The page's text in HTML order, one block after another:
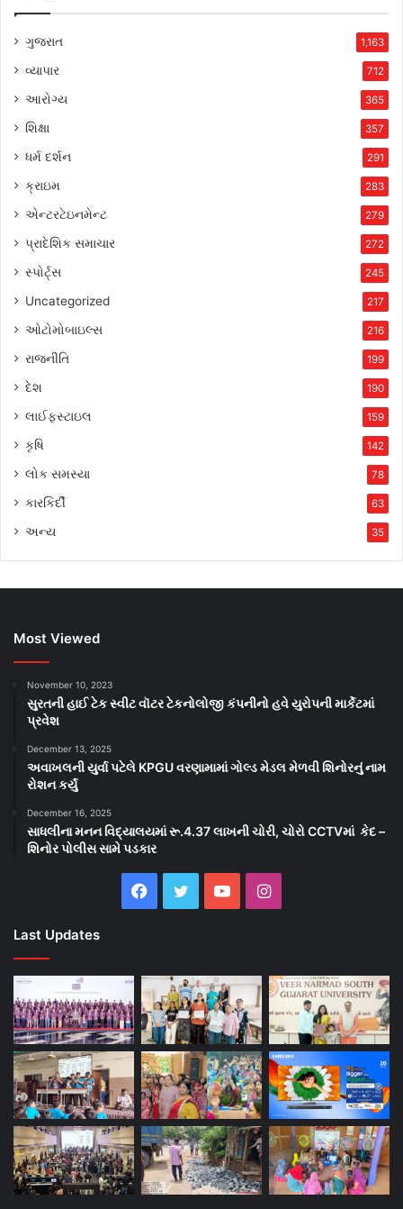
ગુજરાત 1,163
વ્યાપાર 712
આરોગ્ય 365
શિક્ષા 357
ધર્મ દર્શન 291
ક્રાઇમ 283
એન્ટરટેઇનમેન્ટ 279
પ્રાદેશિક સમાચાર 272
સ્પોર્ટ્સ 245
Uncategorized 217
ઓટોમોબાઇલ્સ 216
રાજનીતિ 199
દેશ 190
લાઈફસ્ટાઇલ 159
કૃષિ 142
લોક સમસ્યા 78
કારકિર્દી 63
અન્ય 35
Most Viewed
November 10, 2023
સુરતની હાઈ ટેક સ્વીટ વૉટર ટેકનોલોજી કંપનીનો હવે યુરોપની માર્કેટમાં
પ્રવેશ
December 13, 2025
અવાખલની યુર્વા પટેલે KPGU વરણામામાં ગોલ્ડ મેડલ મેળવી શિનોરનું નામ
રોશન કર્યું
December 16, 2025
સાધલીના મનન વિદ્યાલયમાં રૂ.4.37 લાખની ચોરી, ચોરો CCTVમાં કેદ –
શિનોર પોલીસ સામે પડકાર
Facebook
Twitter YouTubeInstagram
Last Updates